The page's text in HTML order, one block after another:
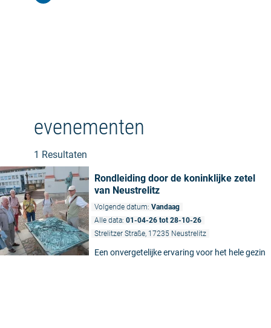
evenementen
1 Resultaten
Rondleiding door de koninklijke zetel
van Neustrelitz
Volgende datum: Vandaag
Alle data: 01-04-26 tot 28-10-26
Strelitzer Straße, 17235 Neustrelitz
Een onvergetelijke ervaring voor het hele gezin